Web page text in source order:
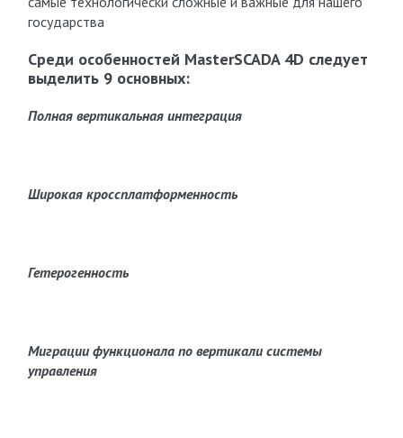
государства
Среди особенностей MasterSCADA 4D следует
выделить 9 основных:
Полная вертикальная интеграция
Широкая кроссплатформенность
Гетерогенность
Миграции функционала по вертикали системы
управления